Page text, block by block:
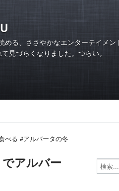
る、ささやかなエンターテイメ
見づらくなりました。つらい。
べる #アルバータの冬
アルバー